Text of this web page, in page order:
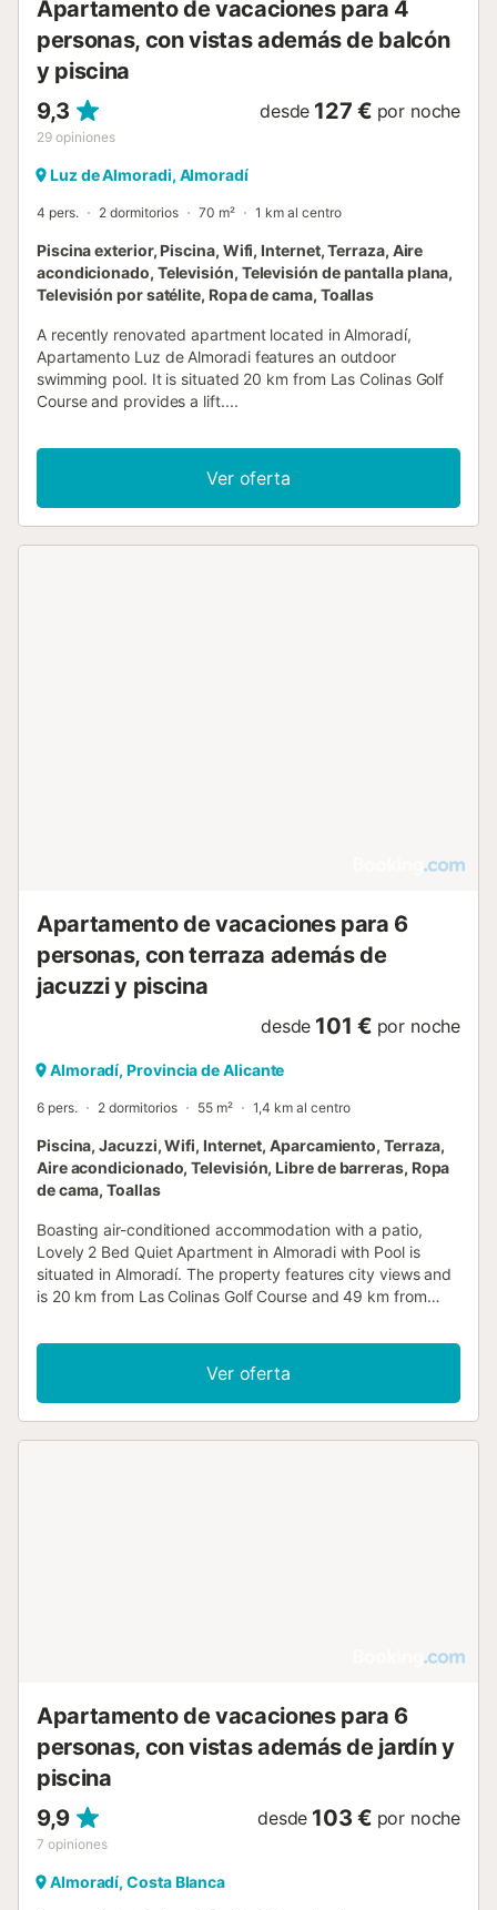
Apartamento de vacaciones para 4
personas, con vistas además de balcón
y piscina
9,3
29 opiniones
desde 127 € por noche
Luz de Almoradi, Almoradí
4 pers. 2 dormitorios 70 m² 1 km al centro
Piscina exterior, Piscina, Wifi, Internet, Terraza, Aire
acondicionado, Televisión, Televisión de pantalla plana,
Televisión por satélite, Ropa de cama, Toallas
A recently renovated apartment located in Almoradí,
Apartamento Luz de Almoradi features an outdoor
swimming pool. It is situated 20 km from Las Colinas Golf
Course and provides a lift....
Ver oferta
Apartamento de vacaciones para 6
personas, con terraza además de
jacuzzi y piscina
desde 101 € por noche
Almoradí, Provincia de Alicante
6 pers. 2 dormitorios 55 m² 1,4 km al centro
Piscina, Jacuzzi, Wifi, Internet, Aparcamiento, Terraza,
Aire acondicionado, Televisión, Libre de barreras, Ropa
de cama, Toallas
Boasting air-conditioned accommodation with a patio,
Lovely 2 Bed Quiet Apartment in Almoradi with Pool is
situated in Almoradí. The property features city views and
is 20 km from Las Colinas Golf Course and 49 km from
Ver oferta
Apartamento de vacaciones para 6
personas, con vistas además de jardín y
piscina
9,9
7 opiniones
desde 103 € por noche
Almoradí, Costa Blanca